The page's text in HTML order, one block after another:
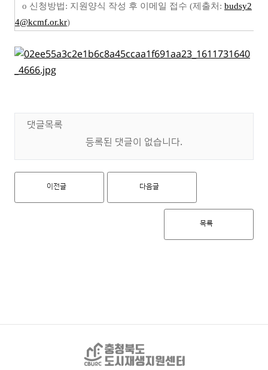
o 신청방법: 지원양식 작성 후 이메일 접수 (제출처: budsy2
4@kcmf.or.kr)
댓글목록
등록된 댓글이 없습니다.
이전글 다음글
목록